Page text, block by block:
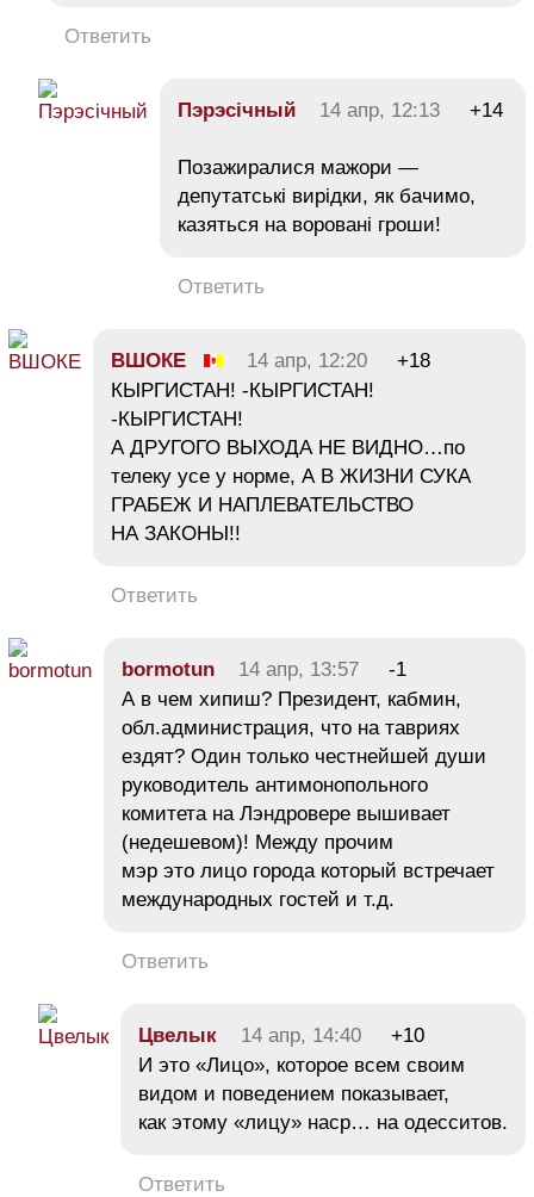
Ответить
Пэрэсічный 14 апр, 12:13 +14
Позажиралися мажори —
депутатські вирідки, як бачимо,
казяться на воровані гроши!
Ответить
ВШОКЕ 14 апр, 12:20
+18
КЫРГИСТАН! -КЫРГИСТАН!
-КЫРГИСТАН!
А ДРУГОГО ВЫХОДА НЕ ВИДНО…по
телеку усе у норме, А В ЖИЗНИ СУКА
ГРАБЕЖ И НАПЛЕВАТЕЛЬСТВО
НА ЗАКОНЫ!!
Ответить
bormotun 14 апр, 13:57
-1
А в чем хипиш? Президент, кабмин,
обл.администрация, что на тавриях
ездят? Один только честнейшей души
руководитель антимонопольного
комитета на Лэндровере вышивает
(недешевом)! Между прочим
мэр это лицо города который встречает
международных гостей и т.д.
Ответить
Цвелык 14 апр, 14:40
+10
И это «Лицо», которое всем своим
видом и поведением показывает,
как этому «лицу» наср… на одесситов.
Ответить